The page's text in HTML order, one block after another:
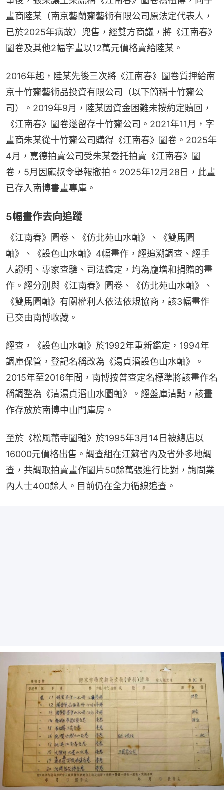
畫商陸某（南京藝蘭齋藝術有限公司原法定代表人，
已於2025年病故）兜售，經雙方商議，將《江南春》
圖卷及其他2幅字畫以12萬元價格賣給陸某。
2016年起，陸某先後三次將《江南春》圖卷質押給南
京十竹齋藝術品投資有限公司（以下簡稱十竹齋公
司）。2019年9月，陸某因資金困難未按約定贖回，
《江南春》圖卷遂留存十竹齋公司。2021年11月，字
畫商朱某從十竹齋公司購得《江南春》圖卷。2025年
4月，嘉德拍賣公司受朱某委托拍賣《江南春》圖
卷，5月因龐叔令舉報撤拍。2025年12月28日，此畫
已存入南博書畫專庫。
5幅畫作去向追蹤
《江南春》圖卷、《仿北苑山水軸》、《雙馬圖
軸》、《設色山水軸》4幅畫作，經追溯調查、經手
人證明、專家查驗、司法鑑定，均為龐增和捐贈的畫
作。經分別與《江南春》圖卷、《仿北苑山水軸》、
《雙馬圖軸》有關權利人依法依規協商，該3幅畫作
已交由南博收藏。
經查，《設色山水軸》於1992年重新鑑定，1994年
調庫保管，登記名稱改為《湯貞湣設色山水軸》。
2015年至2016年間，南博按普查定名標準將該畫作名
稱調整為《清湯貞湣山水圖軸》。經盤庫清點，該畫
作存放於南博中山門庫房。
至於《松風蕭寺圖軸》於1995年3月14日被總店以
16000元價格出售。調查組在江蘇省內及省外多地調
查，共調取拍賣畫作圖片50餘萬張進行比對，詢問業
內人士400餘人。目前仍在全力循線追查。